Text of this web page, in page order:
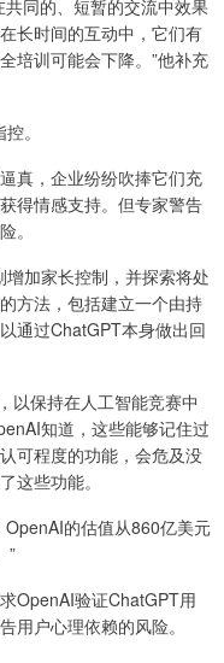
同的、短暂的交流中效果
长时间的互动中，它们有
培训可能会下降。”他补充
。
，企业纷纷吹捧它们充
得情感支持。但专家警告
。
加家长控制，并探索将处
方法，包括建立一个由持
通过ChatGPT本身做出回
保持在人工智能竞赛中
知道，这些能够记住过
可程度的功能，会危及没
这些功能。
的估值从860亿美元
”
OpenAI验证ChatGPT用
用户心理依赖的风险。